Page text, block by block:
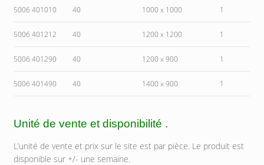
5006 401010 40 1000 x 1000 1
5006 401212 40 1200 x 1200 1
5006 401290 40 1200 x 900 1
5006 401490 40 1400 x 900 1
Unité de vente et disponibilité .
L’unité de vente et prix sur le site est par pièce. Le produit est
disponible sur +/- une semaine.